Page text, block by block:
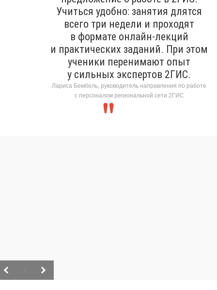
Учиться удобно: занятия длятся
всего три недели и проходят
в формате онлайн-лекций
и практических заданий. При этом
ученики перенимают опыт
у сильных экспертов 2ГИС.
Лариса Бембель, руководитель направления по работе
с персоналом региональной сети 2ГИС